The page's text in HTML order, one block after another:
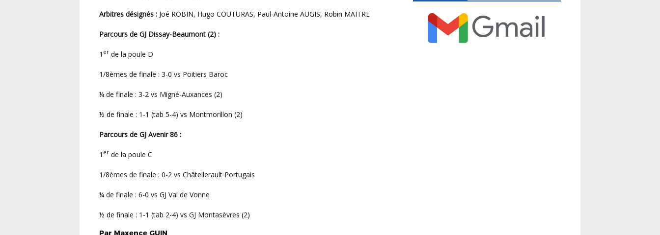
Arbitres désignés : Joé ROBIN, Hugo COUTURAS, Paul-Antoine AUGIS, Robin MAITRE
Parcours de GJ Dissay-Beaumont (2) :
1 er de la poule D
1/8èmes de finale : 3-0 vs Poitiers Baroc
¼ de finale : 3-2 vs Migné-Auxances (2)
½ de finale : 1-1 (tab 5-4) vs Montmorillon (2)
Parcours de GJ Avenir 86 :
1 er de la poule C
1/8èmes de finale : 0-2 vs Châtellerault Portugais
¼ de finale : 6-0 vs GJ Val de Vonne
½ de finale : 1-1 (tab 2-4) vs GJ Montasèvres (2)
Par Maxence GUIN